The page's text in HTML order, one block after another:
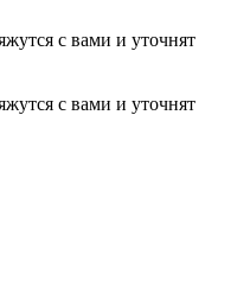
с вами и уточнят
с вами и уточнят